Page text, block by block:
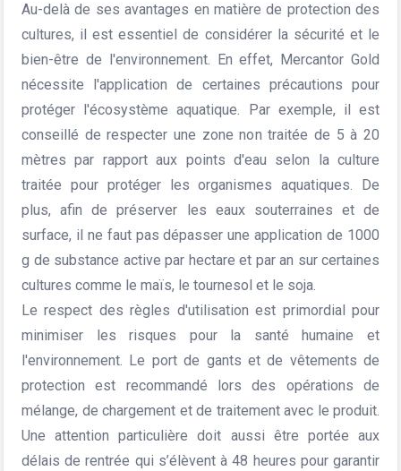
Au-delà de ses avantages en matière de protection des
cultures, il est essentiel de considérer la sécurité et le
bien-être de l'environnement. En effet, Mercantor Gold
nécessite l'application de certaines précautions pour
protéger l'écosystème aquatique. Par exemple, il est
conseillé de respecter une zone non traitée de 5 à 20
mètres par rapport aux points d'eau selon la culture
traitée pour protéger les organismes aquatiques. De
plus, afin de préserver les eaux souterraines et de
surface, il ne faut pas dépasser une application de 1000
g de substance active par hectare et par an sur certaines
cultures comme le maïs, le tournesol et le soja.
Le respect des règles d'utilisation est primordial pour
minimiser les risques pour la santé humaine et
l'environnement. Le port de gants et de vêtements de
protection est recommandé lors des opérations de
mélange, de chargement et de traitement avec le produit.
Une attention particulière doit aussi être portée aux
délais de rentrée qui s’élèvent à 48 heures pour garantir